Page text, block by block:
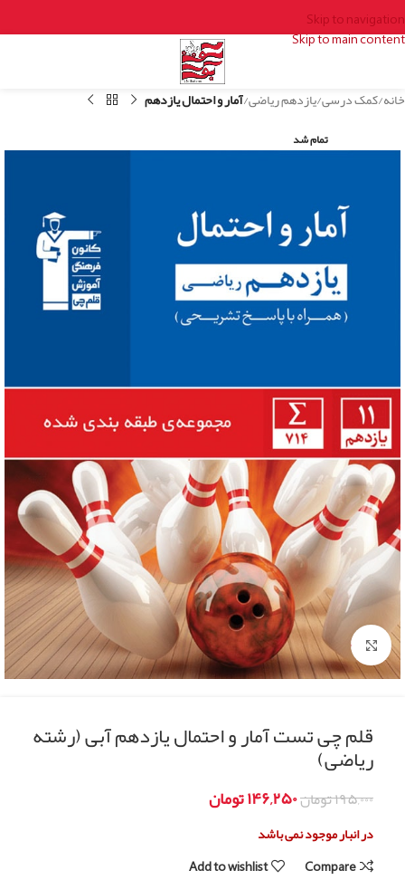
Skip to navigation
Skip to main content
خانه کمک درسی یازدهم ریاضی آمار و احتمال یازدهم
تمام شد
Click to enlarge
قلم چی تست آمار و احتمال یازدهم آبی (رشته
ریاضی)
۱۹۵,۰۰۰تومان۱۴۶,۲۵۰تومان
در انبار موجود نمی باشد
Compare
Add to wishlist